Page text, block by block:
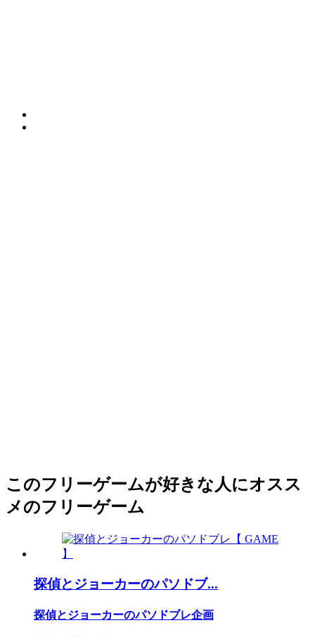
このフリーゲームが好きな人にオスス
メのフリーゲーム
探偵とジョーカーのパソドブ...
探偵とジョーカーのパソドブレ企画